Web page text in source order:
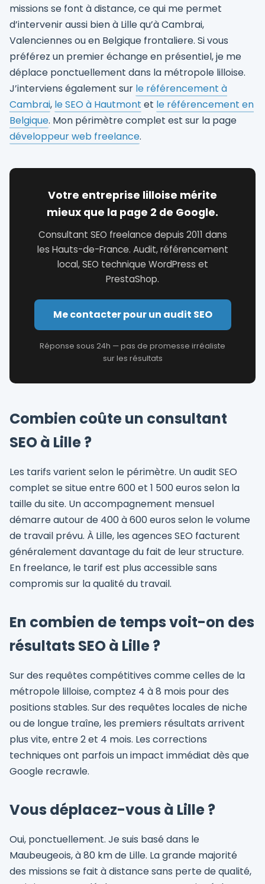
missions se font à distance, ce qui me permet
d’intervenir aussi bien à Lille qu’à Cambrai,
Valenciennes ou en Belgique frontaliere. Si vous
préférez un premier échange en présentiel, je me
déplace ponctuellement dans la métropole lilloise.
J’interviens également sur le référencement à
Cambrai, le SEO à Hautmont et le référencement en
Belgique. Mon périmètre complet est sur la page
développeur web freelance.
Votre entreprise lilloise mérite
mieux que la page 2 de Google.
Consultant SEO freelance depuis 2011 dans
les Hauts-de-France. Audit, référencement
local, SEO technique WordPress et
PrestaShop.
Me contacter pour un audit SEO
Réponse sous 24h — pas de promesse irréaliste
sur les résultats
Combien coûte un consultant
SEO à Lille ?
Les tarifs varient selon le périmètre. Un audit SEO
complet se situe entre 600 et 1 500 euros selon la
taille du site. Un accompagnement mensuel
démarre autour de 400 à 600 euros selon le volume
de travail prévu. À Lille, les agences SEO facturent
généralement davantage du fait de leur structure.
En freelance, le tarif est plus accessible sans
compromis sur la qualité du travail.
En combien de temps voit-on des
résultats SEO à Lille ?
Sur des requêtes compétitives comme celles de la
métropole lilloise, comptez 4 à 8 mois pour des
positions stables. Sur des requêtes locales de niche
ou de longue traîne, les premiers résultats arrivent
plus vite, entre 2 et 4 mois. Les corrections
techniques ont parfois un impact immédiat dès que
Google recrawle.
Vous déplacez-vous à Lille ?
Oui, ponctuellement. Je suis basé dans le
Maubeugeois, à 80 km de Lille. La grande majorité
des missions se fait à distance sans perte de qualité,